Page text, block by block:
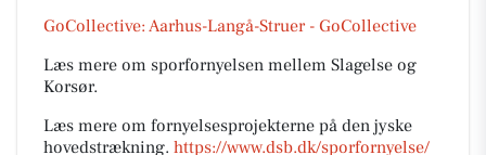
GoCollective: Aarhus-Langå-Struer - GoCollective
Læs mere om sporfornyelsen mellem Slagelse og
Korsør.
Læs mere om fornyelsesprojekterne på den jyske
hovedstrækning. https://www.dsb.dk/sporfornyelse/